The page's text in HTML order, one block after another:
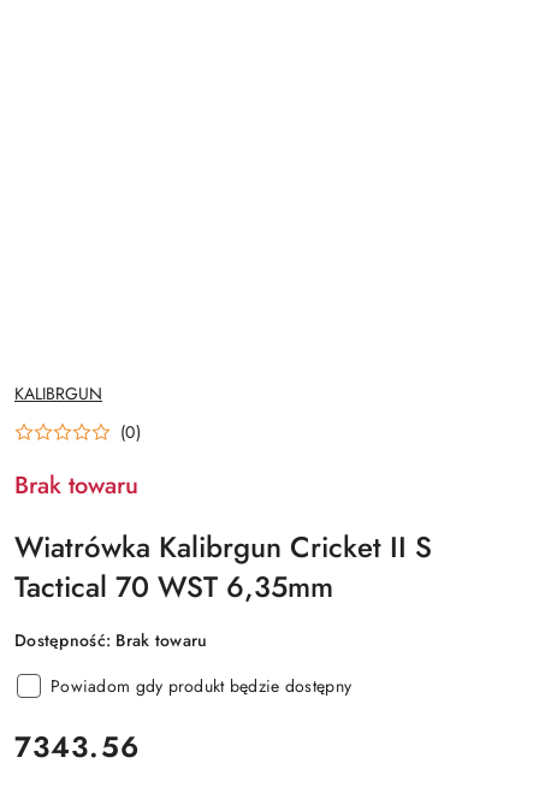
NAZWA
PRODUCENTA:
KALIBRGUN
(0)
Brak towaru
Wiatrówka Kalibrgun Cricket II S
Tactical 70 WST 6,35mm
Dostępność: Brak towaru
Powiadom gdy produkt będzie dostępny
cena:
7343.56